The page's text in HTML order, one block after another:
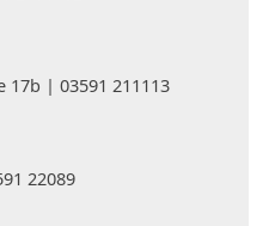
17b | 03591 211113
22089